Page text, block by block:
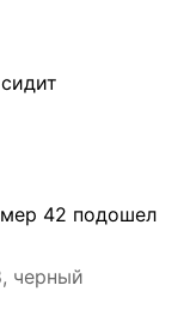
42 подошел
черный